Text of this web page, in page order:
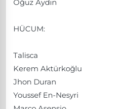
Oğuz Aydın
HÜCUM:
Talisca
Kerem Aktürkoğlu
Jhon Duran
Youssef En-Nesyri